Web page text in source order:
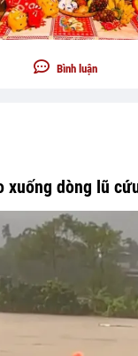
Bình luận
xuống dòng lũ